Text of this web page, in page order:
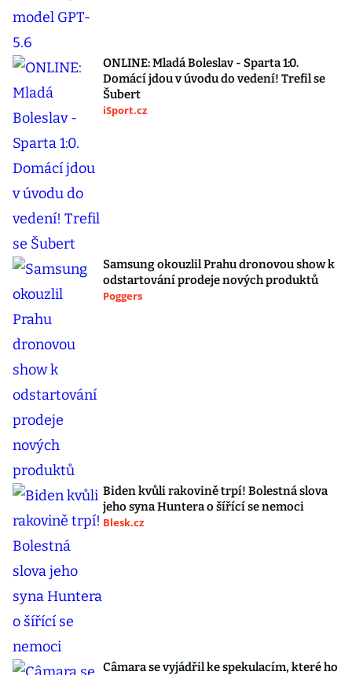
ONLINE: Mladá Boleslav - Sparta 1:0.
Domácí jdou v úvodu do vedení! Trefil se
Šubert
iSport.cz
Samsung okouzlil Prahu dronovou show k
odstartování prodeje nových produktů
Poggers
Biden kvůli rakovině trpí! Bolestná slova
jeho syna Huntera o šířící se nemoci
Blesk.cz
Câmara se vyjádřil ke spekulacím, které ho